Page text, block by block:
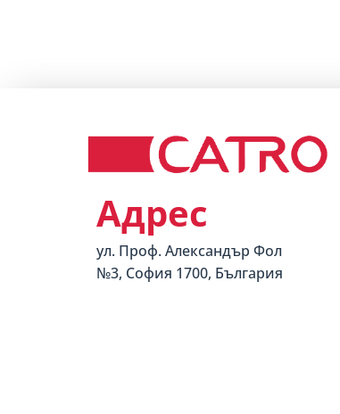
Адрес
ул. Проф. Александър Фол
№3, София 1700, България